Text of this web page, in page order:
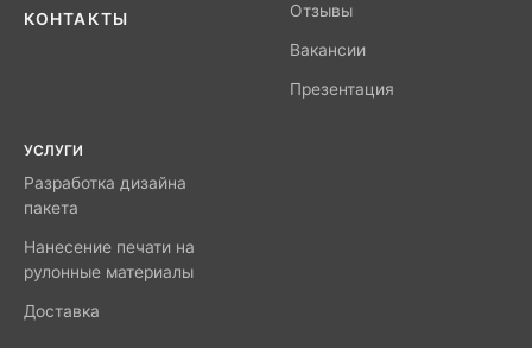
КОНТАКТЫ Отзывы
Вакансии
Презентация
УСЛУГИ
Разработка дизайна
пакета
Нанесение печати на
рулонные материалы
Доставка